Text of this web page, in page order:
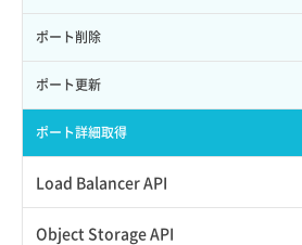
サーバー利用状況グラフ（ディスクIO）
サーバー利用状況グラフ（トラフィック）
サーバー削除
サーバー操作（起動/停止/再起動/強制停止）
サーバー設定切替
ポート削除
ポート更新
ポート詳細取得
Load Balancer API
プール一覧取得
Object Storage API